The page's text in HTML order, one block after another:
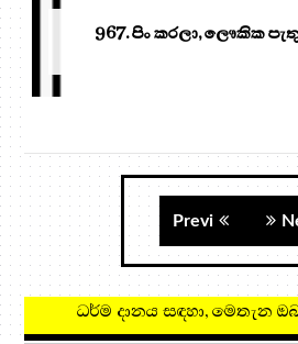
967. පිං කරලා, ලෞකික
Previ
ධර්ම දානය